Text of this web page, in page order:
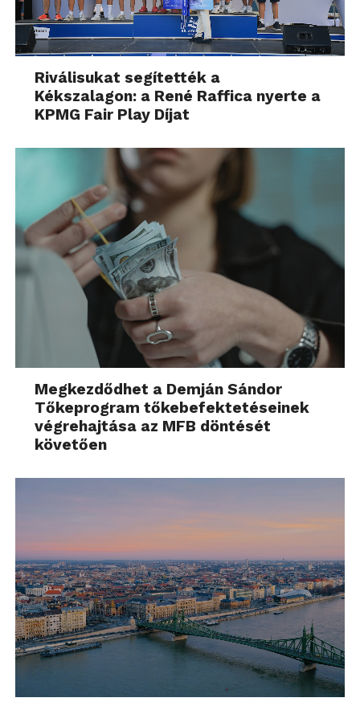
Riválisukat segítették a
Kékszalagon: a René Raffica nyerte a
KPMG Fair Play Díjat
Megkezdődhet a Demján Sándor
Tőkeprogram tőkebefektetéseinek
végrehajtása az MFB döntését
követően